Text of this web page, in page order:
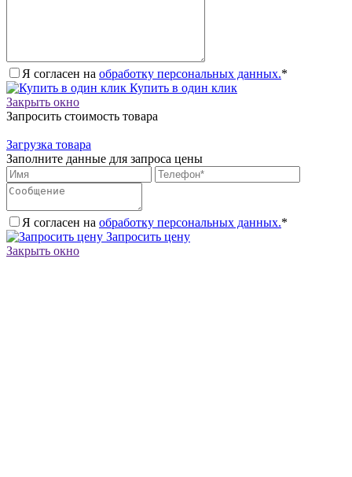
Я согласен на обработку персональных данных.*
Купить в один клик
Закрыть окно
Запросить стоимость товара
Загрузка товара
Заполните данные для запроса цены
Я согласен на обработку персональных данных.*
Запросить цену
Закрыть окно